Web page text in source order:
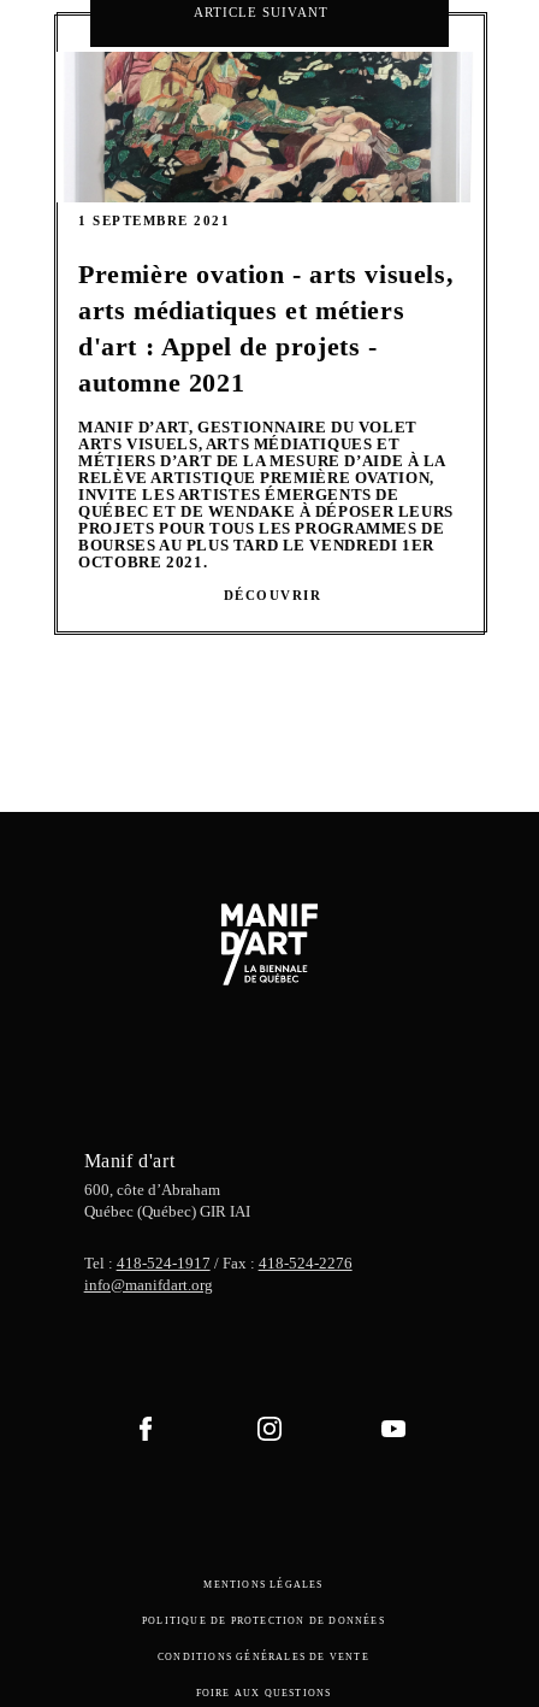
ARTICLE SUIVANT
1 SEPTEMBRE 2021
Première ovation - arts visuels,
arts médiatiques et métiers
d'art : Appel de projets -
automne 2021
MANIF D’ART, GESTIONNAIRE DU VOLET
ARTS VISUELS, ARTS MÉDIATIQUES ET
MÉTIERS D’ART DE LA MESURE D’AIDE À LA
RELÈVE ARTISTIQUE PREMIÈRE OVATION,
INVITE LES ARTISTES ÉMERGENTS DE
QUÉBEC ET DE WENDAKE À DÉPOSER LEURS
PROJETS POUR TOUS LES PROGRAMMES DE
BOURSES AU PLUS TARD LE VENDREDI 1ER
OCTOBRE 2021.
DÉCOUVRIR
Manif d'art
600, côte d’Abraham
Québec (Québec) GIR IAI
Tel : 418-524-1917 / Fax : 418-524-2276
info@manifdart.org
MENTIONS LÉGALES
POLITIQUE DE PROTECTION DE DONNÉES
CONDITIONS GÉNÉRALES DE VENTE
FOIRE AUX QUESTIONS